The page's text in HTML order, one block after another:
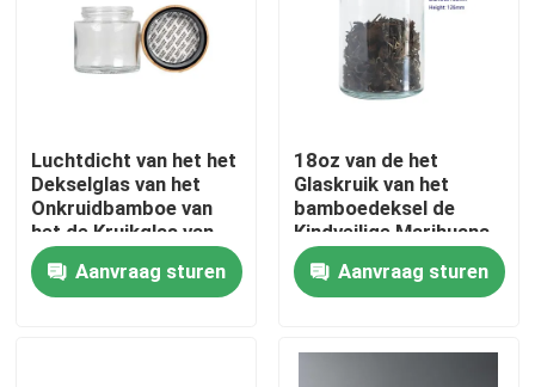
Huis
Producten
Luchtdicht van het het
Dekselglas van het
Onkruidbamboe van
het de Kruikglas van
de de Geheime
bergplaatskruik de
Geurbewijs
Aanvraag sturen
18oz van de het
Glaskruik van het
bamboedeksel de
Kindveilige Marihuana
die de Grote Kruik van
de Hennepbloem
verpakken
Aanvraag sturen